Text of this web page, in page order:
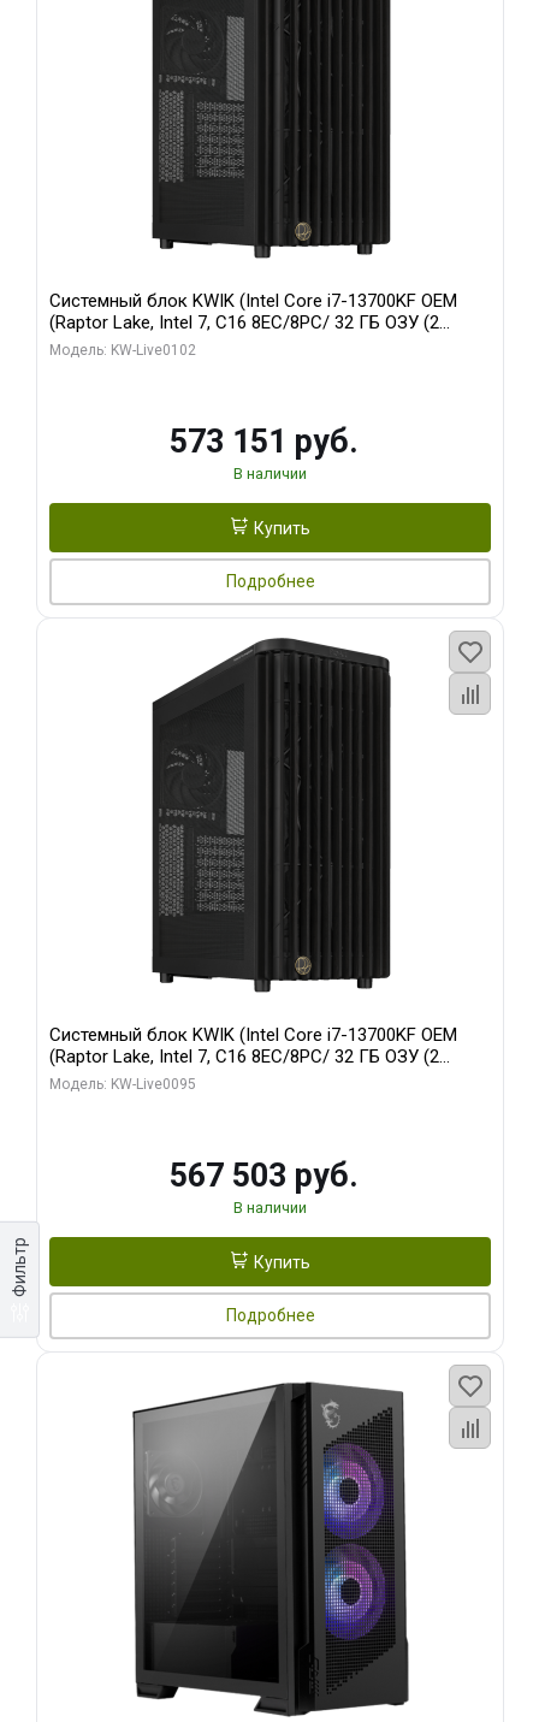
Фильтр
Системный блок KWIK (Intel Core i7-13700KF OEM
(Raptor Lake, Intel 7, C16 8EC/8PC/ 32 ГБ ОЗУ (2
модуля)/ Afox RTX4090 24GB GDDR6X 384-Bit 3xDP
Модель: KW-Live0102
573 151 руб.
В наличии
Купить
Подробнее
Системный блок KWIK (Intel Core i7-13700KF OEM
(Raptor Lake, Intel 7, C16 8EC/8PC/ 32 ГБ ОЗУ (2
модуля)/ Afox RTX4090 24GB GDDR6X 384-Bit 3xDP
Модель: KW-Live0095
567 503 руб.
В наличии
Купить
Подробнее